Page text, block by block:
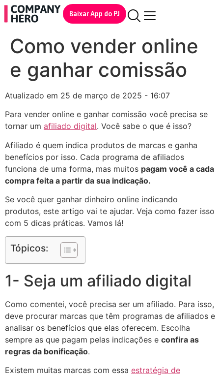
Baixar App do PJ
Como vender online
e ganhar comissão
Atualizado em 25 de março de 2025 - 16:07
Para vender online e ganhar comissão você precisa se
tornar um afiliado digital. Você sabe o que é isso?
Afiliado é quem indica produtos de marcas e ganha
benefícios por isso. Cada programa de afiliados
funciona de uma forma, mas muitos pagam você a cada
compra feita a partir da sua indicação.
Se você quer ganhar dinheiro online indicando
produtos, este artigo vai te ajudar. Veja como fazer isso
com 5 dicas práticas. Vamos lá!
Tópicos:
1- Seja um afiliado digital
Como comentei, você precisa ser um afiliado. Para isso,
deve procurar marcas que têm programas de afiliados e
analisar os benefícios que elas oferecem. Escolha
sempre as que pagam pelas indicações e confira as
regras da bonificação.
Existem muitas marcas com essa estratégia de